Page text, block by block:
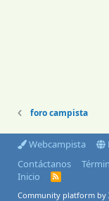
foro campista
Webcampista
Contáctanos
Inicio
R
S
Community platform by